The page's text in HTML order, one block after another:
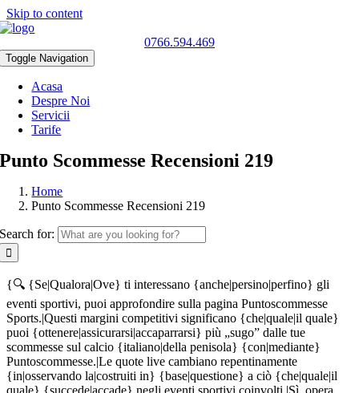
Skip to content
0766.594.469
Toggle Navigation
Acasa
Despre Noi
Servicii
Tarife
Punto Scommesse Recensioni 219
Home
Punto Scommesse Recensioni 219
Search for:
{🔍 {Se|Qualora|Ove} ti interessano {anche|persino|perfino} gli
eventi sportivi, puoi approfondire sulla pagina Puntoscommesse
Sports.|Questi margini competitivi significano {che|quale|il quale}
puoi {ottenere|assicurarsi|accaparrarsi} più „sugo” dalle tue
scommesse sul calcio {italiano|della penisola} {con|mediante}
Puntoscommesse.|Le quote live cambiano repentinamente
{in|osservando la|costruiti in} {base|questione} a ciò {che|quale|il
quale} {succede|accade} negli eventi sportivi coinvolti.|Sì, opera